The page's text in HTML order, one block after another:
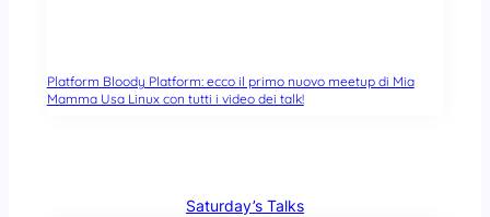
Platform Bloody Platform: ecco il primo nuovo meetup di Mia
Mamma Usa Linux con tutti i video dei talk!
Saturday’s Talks